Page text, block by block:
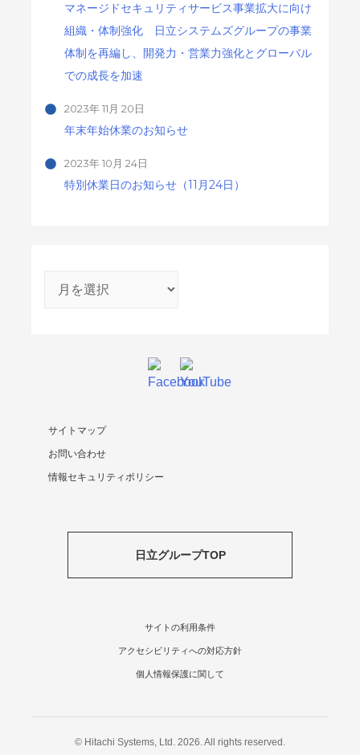
マネージドセキュリティサービス事業拡大に向け
組織・体制強化 日立システムズグループの事業
体制を再編し、開発力・営業力強化とグローバル
での成長を加速
年末年始休業のお知らせ
2023年 11月 20日
特別休業日のお知らせ（11月24日）
2023年 10月 24日
日立グループTOP
© Hitachi Systems, Ltd. 2026. All rights reserved.
サイトマップ
お問い合わせ
情報セキュリティポリシー
サイトの利用条件
アクセシビリティへの対応方針
個人情報保護に関して